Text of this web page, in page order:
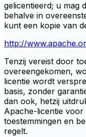
gelicentieerd; u mag
behalve in
kunt een kopie van
http://
Tenzij vereist door
overeengekomen,
licentie wordt
basis, zonder
dan ook, hetzij
Apache-licentie voor
toestemmingen en
regelt.